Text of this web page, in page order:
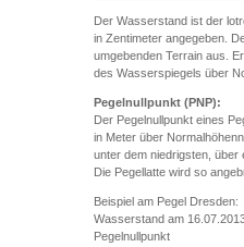
Der Wasserstand ist der
in Zentimeter angegeben.
umgebenden Terrain aus.
des Wasserspiegels über
Pegelnullpunkt (PNP):
Der Pegelnullpunkt eines
in Meter über
unter dem niedrigsten, über
Die Pegellatte wird so
Beispiel am Pegel Dresden:
Wasserstand am
Pegelnullpunkt